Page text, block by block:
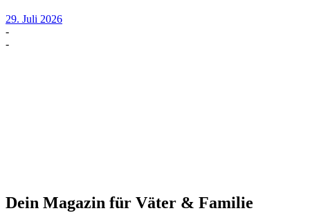
29. Juli 2026
-
-
Dein Magazin für Väter & Familie